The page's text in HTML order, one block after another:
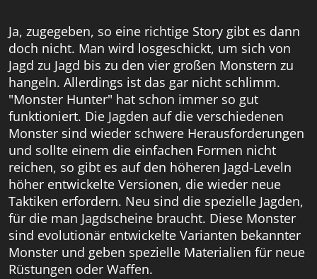
Ja, zugegeben, so eine richtige Story gibt es dann
doch nicht. Man wird losgeschickt, um sich von
Jagd zu Jagd bis zu den vier großen Monstern zu
hangeln. Allerdings ist das gar nicht schlimm.
"Monster Hunter" hat schon immer so gut
funktioniert. Die Jagden auf die verschiedenen
Monster sind wieder schwere Herausforderungen
und sollte einem die einfachen Formen nicht
reichen, so gibt es auf den höheren Jagd-Leveln
höher entwickelte Versionen, die wieder neue
Taktiken erfordern. Neu sind die spezielle Jagden,
für die man Jagdscheine braucht. Diese Monster
sind evolutionär entwickelte Varianten bekannter
Monster und geben spezielle Materialien für neue
Rüstungen oder Waffen.